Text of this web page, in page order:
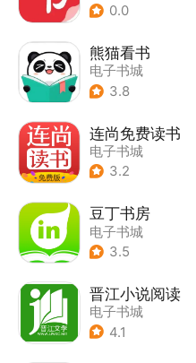
0.0
熊猫看书
电子书城
3.8
连尚免费读书
电子书城
3.2
豆丁书房
电子书城
3.5
晋江小说阅读
电子书城
4.1